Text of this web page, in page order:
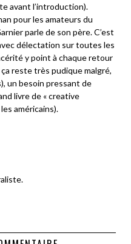
avant l’introduction).
pour les amateurs du
parle de son père. C’est
délectation sur toutes les
y point à chaque retour
reste très pudique malgré,
un besoin pressant de
livre de « creative
américains).